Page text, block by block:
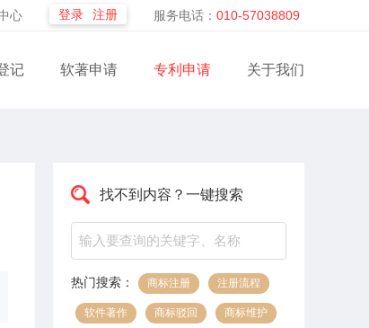
心 登录 注册 服务电话： 010-57038809
记 软著申请 专利申请 关于我们
找不到内容？一键搜索
热门搜索： 商标注册 注册流程
软件著作 商标驳回 商标维护